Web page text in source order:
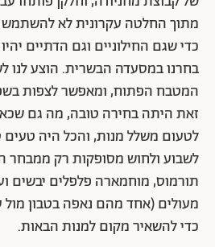
מתוך החלטה עקרונית לא
כדי שגם החילוניים וגם הדתיים
בחרנו במסעדה הבשרית. הוצע לנו
המטבח הפתוח, ומאפשר לצפות
זאת היתה בחירה טובה, מה גם
לטעום משלל מנות, והכל היה
לשבוע ולחוש מסופקות רק ממבחר
תורמוס, מוחמארה פלפלים יבשים
מעולים (אחד מהם נאפה בטבון מול
כדי להשאיר מקום למנות הבאות.